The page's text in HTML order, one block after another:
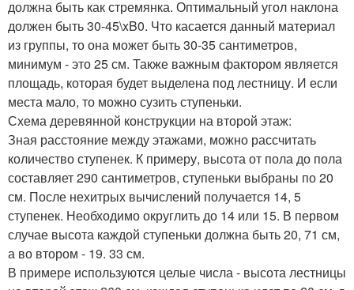
должна быть как стремянка. Оптимальный угол наклона
должен быть 30-45\xB0. Что касается данный материал
из группы, то она может быть 30-35 сантиметров,
минимум - это 25 см. Также важным фактором является
площадь, которая будет выделена под лестницу. И если
места мало, то можно сузить ступеньки.
Схема деревянной конструкции на второй этаж:
Зная расстояние между этажами, можно рассчитать
количество ступенек. К примеру, высота от пола до пола
составляет 290 сантиметров, ступеньки выбраны по 20
см. После нехитрых вычислений получается 14, 5
ступенек. Необходимо округлить до 14 или 15. В первом
случае высота каждой ступеньки должна быть 20, 71 см,
а во втором - 19. 33 см.
В примере используются целые числа - высота лестницы